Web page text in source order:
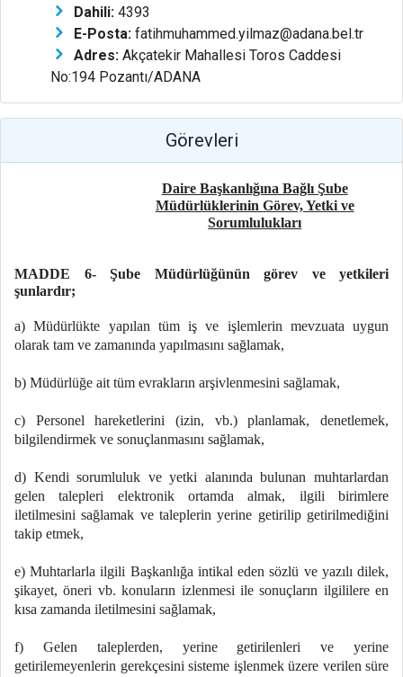
Dahili: 4393
E-Posta: fatihmuhammed.yilmaz@adana.bel.tr
Adres: Akçatekir Mahallesi Toros Caddesi
No:194 Pozantı/ADANA
Görevleri
Daire Başkanlığına Bağlı Şube
Müdürlüklerinin Görev, Yetki ve
Sorumlulukları
MADDE 6- Şube Müdürlüğünün görev ve yetkileri
şunlardır;
a) Müdürlükte yapılan tüm iş ve işlemlerin mevzuata uygun
olarak tam ve zamanında yapılmasını sağlamak,
b) Müdürlüğe ait tüm evrakların arşivlenmesini sağlamak,
c) Personel hareketlerini (izin, vb.) planlamak, denetlemek,
bilgilendirmek ve sonuçlanmasını sağlamak,
d) Kendi sorumluluk ve yetki alanında bulunan muhtarlardan
gelen talepleri elektronik ortamda almak, ilgili birimlere
iletilmesini sağlamak ve taleplerin yerine getirilip getirilmediğini
takip etmek,
e) Muhtarlarla ilgili Başkanlığa intikal eden sözlü ve yazılı dilek,
şikayet, öneri vb. konuların izlenmesi ile sonuçların ilgililere en
kısa zamanda iletilmesini sağlamak,
f) Gelen taleplerden, yerine getirilenleri ve yerine
getirilemeyenlerin gerekçesini sisteme işlenmek üzere verilen süre